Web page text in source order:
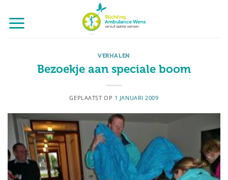
naar
inhoud
VERHALEN
Bezoekje aan speciale boom
GEPLAATST OP 1 JANUARI 2009